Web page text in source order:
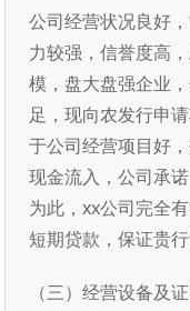
公司经营状况良好
力较强，信誉度高
模，盘大盘强企业
足，现向农发行申
于公司经营项目好
现金流入，公司承
为此，xx公司完全
短期贷款，保证贵行
（三）经营设备及